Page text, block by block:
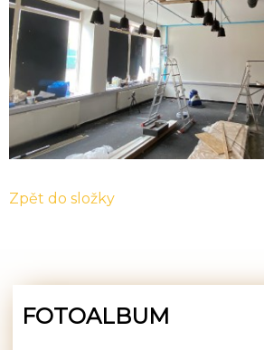
Zpět do složky
FOTOALBUM